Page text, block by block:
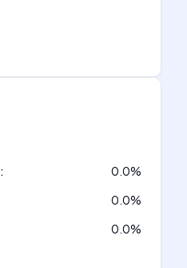
: 0.0%
0.0%
0.0%